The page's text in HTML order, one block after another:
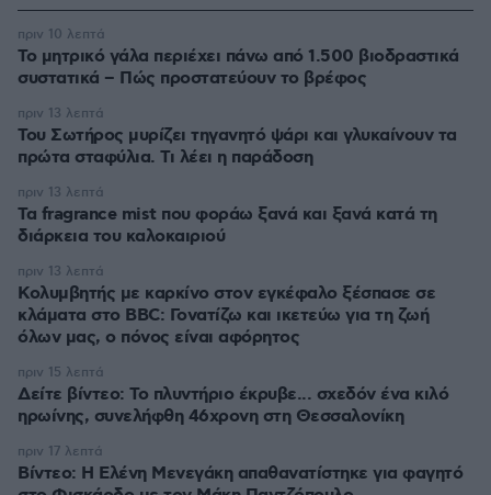
Το μητρικό γάλα περιέχει πάνω από 1.500 βιοδραστικά
συστατικά – Πώς προστατεύουν το βρέφος
πριν 10 λεπτά
Του Σωτήρος μυρίζει τηγανητό ψάρι και γλυκαίνουν τα
πρώτα σταφύλια. Τι λέει η παράδοση
πριν 13 λεπτά
Τα fragrance mist που φοράω ξανά και ξανά κατά τη
διάρκεια του καλοκαιριού
πριν 13 λεπτά
Κολυμβητής με καρκίνο στον εγκέφαλο ξέσπασε σε
κλάματα στο BBC: Γονατίζω και ικετεύω για τη ζωή
όλων μας, ο πόνος είναι αφόρητος
πριν 13 λεπτά
Δείτε βίντεο: Το πλυντήριο έκρυβε... σχεδόν ένα κιλό
ηρωίνης, συνελήφθη 46χρονη στη Θεσσαλονίκη
πριν 15 λεπτά
Βίντεο: Η Ελένη Μενεγάκη απαθανατίστηκε για φαγητό
πριν 17 λεπτά